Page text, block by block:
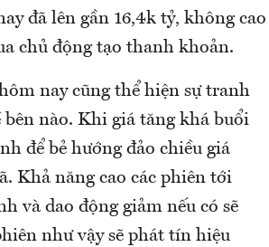
đã lên gần 16,4k tỷ, không cao
chủ động tạo thanh khoản.
nay cũng thể hiện sự tranh
bên nào. Khi giá tăng khá buổi
để bẻ hướng đảo chiều giá
Khả năng cao các phiên tới
và dao động giảm nếu có sẽ
như vậy sẽ phát tín hiệu